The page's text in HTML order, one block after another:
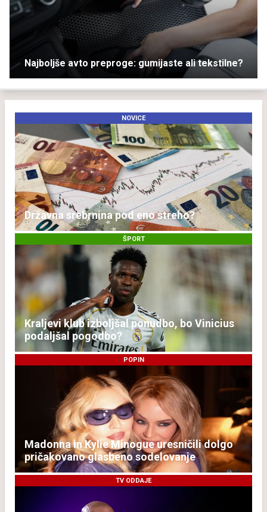
Najboljše avto preproge: gumijaste ali tekstilne?
NOVICE
Državna srebrnina pod eno streho?
ŠPORT
Kraljevi klub izboljšal ponudbo, bo Vinicius
podaljšal pogodbo?
POPIN
Madonna in Kylie Minogue uresničili dolgo
pričakovano glasbeno sodelovanje
TV ODDAJE